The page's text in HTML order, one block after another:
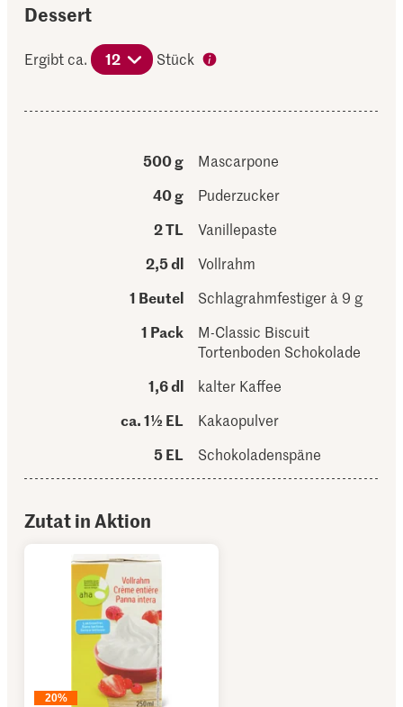
Dessert
Ergibt ca. 12 Stück
500 g
Mascarpone
40 g
Puderzucker
2 TL
Vanillepaste
2,5 dl
Vollrahm
1 Beutel
Schlagrahmfestiger à 9 g
1 Pack
M-Classic Biscuit
Tortenboden Schokolade
1,6 dl
kalter Kaffee
ca. 1½ EL
Kakaopulver
5 EL
Schokoladenspäne
Zutat in Aktion
20%